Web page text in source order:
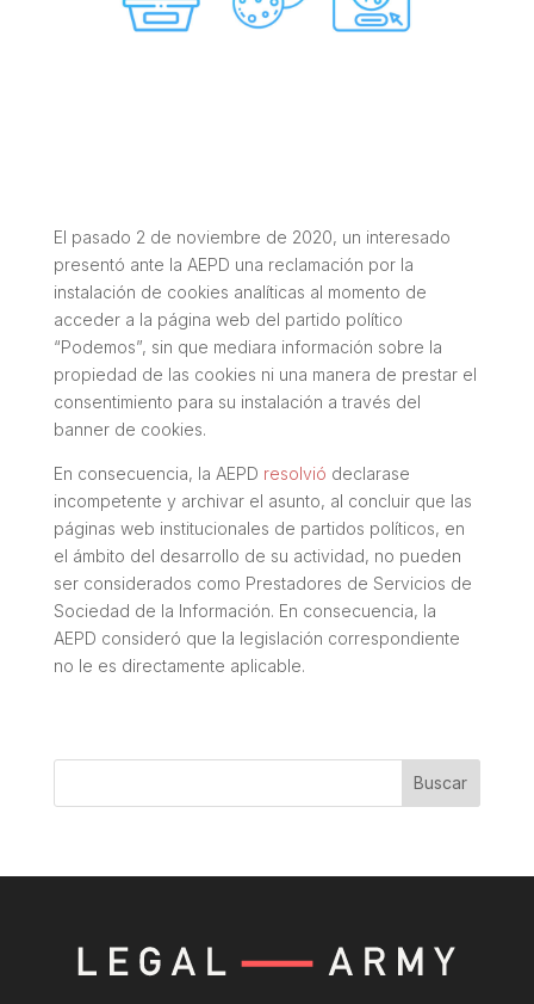
El pasado 2 de noviembre de 2020, un interesado
presentó ante la AEPD una reclamación por la
instalación de cookies analíticas al momento de
acceder a la página web del partido político
“Podemos”, sin que mediara información sobre la
propiedad de las cookies ni una manera de prestar el
consentimiento para su instalación a través del
banner de cookies.
En consecuencia, la AEPD resolvió declarase
incompetente y archivar el asunto, al concluir que las
páginas web institucionales de partidos políticos, en
el ámbito del desarrollo de su actividad, no pueden
ser considerados como Prestadores de Servicios de
Sociedad de la Información. En consecuencia, la
AEPD consideró que la legislación correspondiente
no le es directamente aplicable.
Buscar